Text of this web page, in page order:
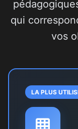
qui
vos
LA PLUS